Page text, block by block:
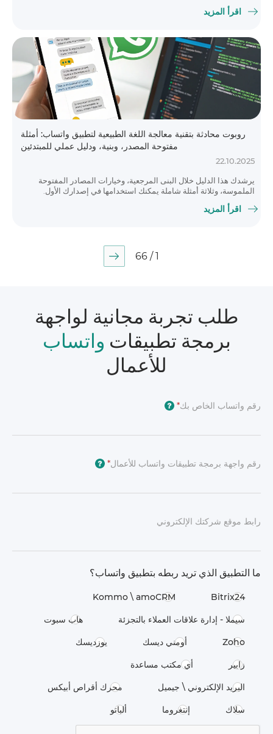
اقرأ المزيد
روبوت محادثة بتقنية معالجة اللغة الطبيعية لتطبيق واتساب: أمثلة
مفتوحة المصدر، وبنية، ودليل عملي للمبتدئين
22.10.2025
يرشدك هذا الدليل خلال البنى المرجعية، وخيارات المصادر المفتوحة
الملموسة، وثلاثة أمثلة شاملة يمكنك استخدامها في إصدارك الأول.
اقرأ المزيد
1 / 66
طلب تجربة مجانية لواجهة
برمجة تطبيقات واتساب
للأعمال
رقم واتساب الخاص بك*
?
رقم واجهة برمجة تطبيقات واتساب للأعمال*
?
رابط موقع شركتك الإلكتروني
ما التطبيق الذي تريد ربطه بتطبيق واتساب؟
Bitrix24
Kommo \​ amoCRM
سيملا - إدارة علاقات العملاء بالتجزئة هاب سبوت
Zoho أومني ديسك يوزديسك
زابير أي مكتب مساعدة
البريد الإلكتروني \ جيميل محرك أقراص أبيكس
سلاك إنتغروما ألباتو